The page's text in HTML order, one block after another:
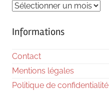
Archives
Informations
Contact
Mentions légales
Politique de confidentialité